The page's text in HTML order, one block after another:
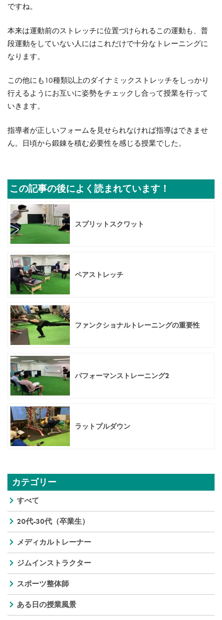
ですね。
本来は運動前のストレッチに位置づけられるこの運動も、普
段運動をしていない人にはこれだけで十分なトレーニングに
なります。
この他にも10種類以上のダイナミックストレッチをしっかり
行えるようにお互いに姿勢をチェックし合って授業を行って
いきます。
指導者が正しいフォームを見せられなければ指導はできませ
ん。日頃から鍛錬を積む必要性を感じる授業でした。
この記事の後によく読まれています！
スプリットスクワット
ペアストレッチ
ファンクショナルトレーニングの重要性
パフォーマンストレーニング2
ラットプルダウン
カテゴリー
すべて
20代-30代（卒業生）
メディカルトレーナー
ジムインストラクター
スポーツ整体師
ある日の授業風景